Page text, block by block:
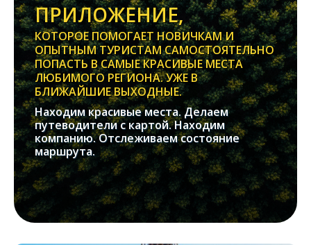
ПРИЛОЖЕНИЕ,
КОТОРОЕ ПОМОГАЕТ НОВИЧКАМ И
ОПЫТНЫМ ТУРИСТАМ САМОСТОЯТЕЛЬНО
ПОПАСТЬ В САМЫЕ КРАСИВЫЕ МЕСТА
ЛЮБИМОГО РЕГИОНА. УЖЕ В
БЛИЖАЙШИЕ ВЫХОДНЫЕ.
Находим красивые места. Делаем
путеводители с картой. Находим
компанию. Отслеживаем состояние
маршрута.